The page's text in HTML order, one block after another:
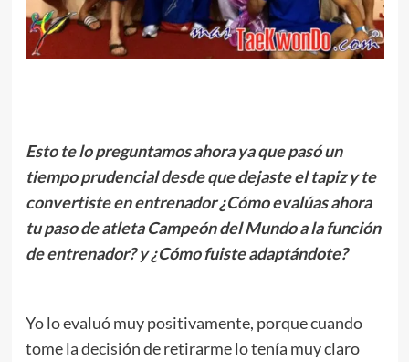
Esto te lo preguntamos ahora ya que pasó un
tiempo prudencial desde que dejaste el tapiz y te
convertiste en entrenador ¿Cómo evalúas ahora
tu paso de atleta Campeón del Mundo a la función
de entrenador? y ¿Cómo fuiste adaptándote?
Yo lo evaluó muy positivamente, porque cuando
tome la decisión de retirarme lo tenía muy claro